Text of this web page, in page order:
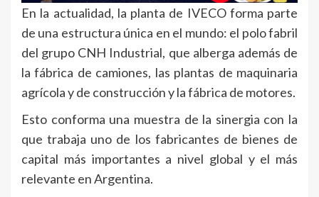
En la actualidad, la planta de IVECO forma parte
de una estructura única en el mundo: el polo fabril
del grupo CNH Industrial, que alberga además de
la fábrica de camiones, las plantas de maquinaria
agrícola y de construcción y la fábrica de motores.
Esto conforma una muestra de la sinergia con la
que trabaja uno de los fabricantes de bienes de
capital más importantes a nivel global y el más
relevante en Argentina.